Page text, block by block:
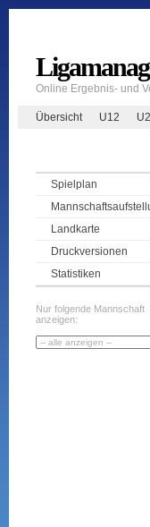
Online Ergebnis- und
Übersicht U12
Spielplan
Landkarte
Druckversionen
Statistiken
Nur folgende Mannschaft
anzeigen: